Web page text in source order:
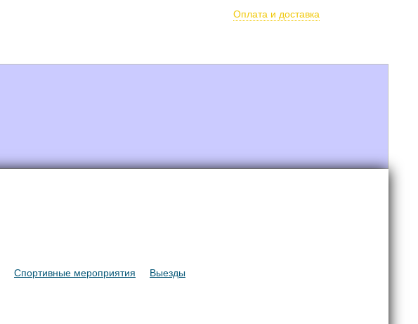
Оплата и доставка
Спортивные мероприятия Выезды